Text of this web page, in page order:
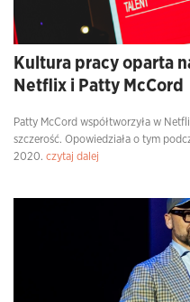
Kultura pracy oparta
Netflix i Patty McCord
Patty McCord współtworzyła w
szczerość. Opowiedziała o tym
2020. czytaj dalej